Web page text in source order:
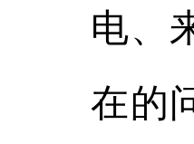
电、
在的